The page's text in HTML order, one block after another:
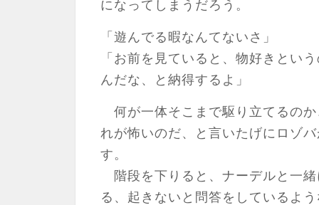
になってしまうだろう。
「遊んでる暇なんてないさ」
「お前を見ていると、物好きとい
んだな、と納得するよ」
何が一体そこまで駆り立てるの
れが怖いのだ、と言いたげにロゾ
す。
階段を下りると、ナーデルと一
る、起きないと問答をしているよ